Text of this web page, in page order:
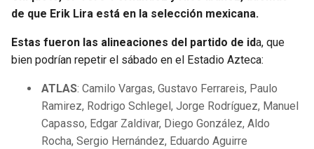
de que Erik Lira está en la selección mexicana.
Estas fueron las alineaciones del partido de ida, que
bien podrían repetir el sábado en el Estadio Azteca:
ATLAS: Camilo Vargas, Gustavo Ferrareis, Paulo
Ramirez, Rodrigo Schlegel, Jorge Rodríguez, Manuel
Capasso, Edgar Zaldivar, Diego González, Aldo
Rocha, Sergio Hernández, Eduardo Aguirre